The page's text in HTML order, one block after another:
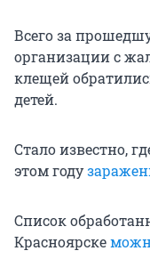
Всего за
организации с
клещей
детей.
Стало известно,
этом году
Список
Красноярске